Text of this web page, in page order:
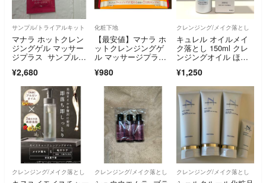
サンプル/トライアルキット
マナラ ホットクレン
ジングゲル マッサー
ジプラス サンプル24
¥2,680
化粧下地
【最安値】マナラ ホ
ットクレンジングゲ
ル マッサージプラ
¥980
クレンジング/メイク落とし
キュレル オイルメイ
ク落とし 150ml クレ
ンジングオイル ほぼ
¥1,250
クレンジング/メイク落とし クレンジング/メイク落とし クレンジング/メイク落とし